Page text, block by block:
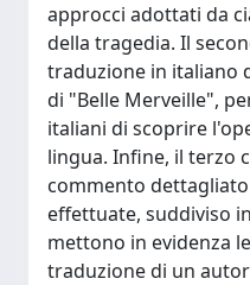
approcci adottati da
della tragedia. Il
traduzione in italiano
di "Belle Merveille",
italiani di scoprire
lingua. Infine, il terzo
commento
effettuate, suddiviso
mettono in evidenza
traduzione di un